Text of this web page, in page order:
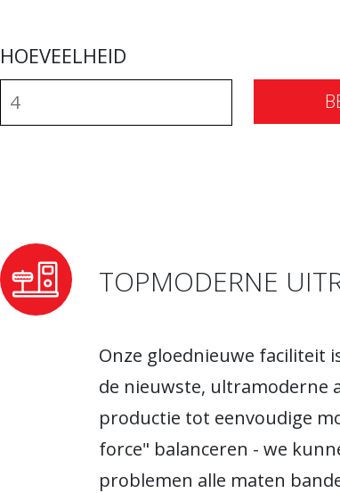
HOEVEELHEID
TOPMODERNE
Onze gloednieuwe faciliteit
de nieuwste, ultramoderne
productie tot eenvoudige
force" balanceren - we
problemen alle maten